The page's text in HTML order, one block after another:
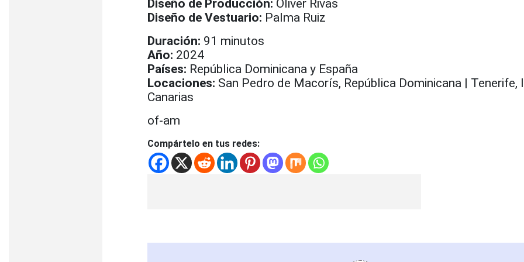
Diseño de Producción: Oliver Rivas
Diseño de Vestuario: Palma Ruiz
Duración: 91 minutos
Año: 2024
Países: República Dominicana y España
Locaciones: San Pedro de Macorís, República Dominicana | Tenerife,
Canarias
of-am
Compártelo en tus redes: